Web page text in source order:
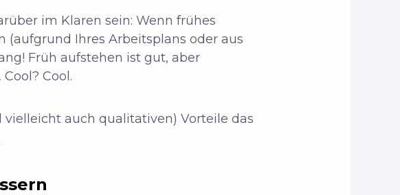
im Klaren sein: Wenn frühes
(aufgrund Ihres Arbeitsplans oder aus
Früh aufstehen ist gut, aber
Cool.
auch qualitativen) Vorteile das